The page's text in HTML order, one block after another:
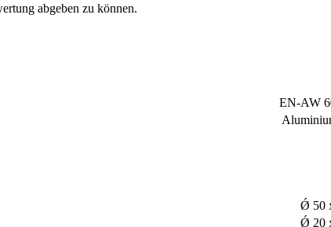
abgeben zu können.
EN-AW
Ǿ 50
Ǿ 20